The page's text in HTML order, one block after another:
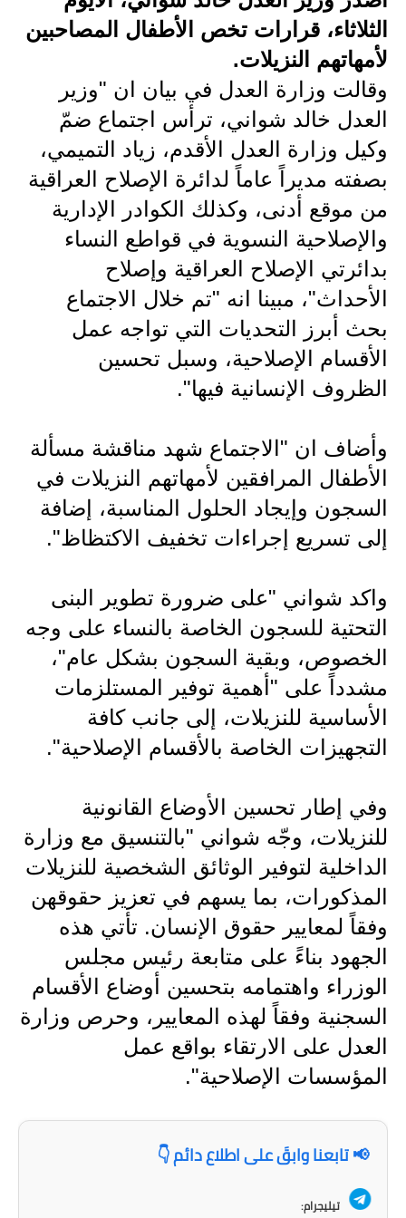
الاخبار الاقتصادية
المدارس
اخبار وقرارات وزارة التربية
نتائج الامتحانات
المرحلة الابتدائية
المرحلة المتوسطة
المرحلة الاعدادية
اسئلة وزارية
المرحلة المتوسطة
المرحلة الاعدادية
مرشحات
المرحلة المتوسطة
المرحلة الاعدادية
كتب مدرسية
المرحلة الابتدائية
المرحلة الاعدادية
ملازم دراسية
المرحلة الابتدائية
المرحلة المتوسطة
المرحلة الاعدادية
دروس
المرحلة المتوسطة
المرحلة الاعدادية
الثلاثاء، قرارات تخص الأطفال المصاحبين
لأمهاتهم النزيلات.
وقالت وزارة العدل في بيان ان "وزير
العدل خالد شواني، ترأس اجتماع ضمّ
وكيل وزارة العدل الأقدم، زياد التميمي،
بصفته مديراً عاماً لدائرة الإصلاح العراقية
من موقع أدنى، وكذلك الكوادر الإدارية
والإصلاحية النسوية في قواطع النساء
بدائرتي الإصلاح العراقية وإصلاح
الأحداث"، مبينا انه "تم خلال الاجتماع
بحث أبرز التحديات التي تواجه عمل
الأقسام الإصلاحية، وسبل تحسين
الظروف الإنسانية فيها".
وأضاف ان "الاجتماع شهد مناقشة مسألة
الأطفال المرافقين لأمهاتهم النزيلات في
السجون وإيجاد الحلول المناسبة، إضافة
إلى تسريع إجراءات تخفيف الاكتظاظ".
واكد شواني "على ضرورة تطوير البنى
التحتية للسجون الخاصة بالنساء على وجه
الخصوص، وبقية السجون بشكل عام"،
مشدداً على "أهمية توفير المستلزمات
الأساسية للنزيلات، إلى جانب كافة
التجهيزات الخاصة بالأقسام الإصلاحية".
وفي إطار تحسين الأوضاع القانونية
للنزيلات، وجّه شواني "بالتنسيق مع وزارة
الداخلية لتوفير الوثائق الشخصية للنزيلات
المذكورات، بما يسهم في تعزيز حقوقهن
وفقاً لمعايير حقوق الإنسان. تأتي هذه
الجهود بناءً على متابعة رئيس مجلس
الوزراء واهتمامه بتحسين أوضاع الأقسام
السجنية وفقاً لهذه المعايير، وحرص وزارة
العدل على الارتقاء بواقع عمل
المؤسسات الإصلاحية".
📢 تابعنا وابقَ على اطلاع دائم 👇
تيليجرام: